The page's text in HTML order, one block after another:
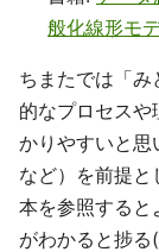
般化線形モ
ちまたでは「
的なプロセス
かりやすいと思
など）を前提
本を参照すると
がわかると捗